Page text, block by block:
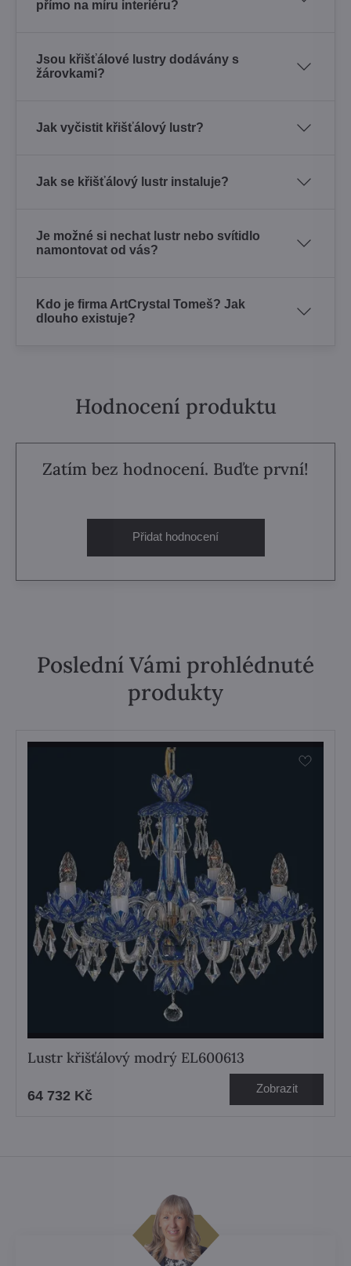
přímo na míru interiéru?
Jsou křišťálové lustry dodávány s
žárovkami?
Jak vyčistit křišťálový lustr?
Jak se křišťálový lustr instaluje?
Je možné si nechat lustr nebo svítidlo
namontovat od vás?
Kdo je firma ArtCrystal Tomeš? Jak
dlouho existuje?
Hodnocení produktu
Zatím bez hodnocení. Buďte první!
Přidat hodnocení
Poslední Vámi prohlédnuté
produkty
Lustr křišťálový modrý EL600613
64 732 Kč Zobrazit